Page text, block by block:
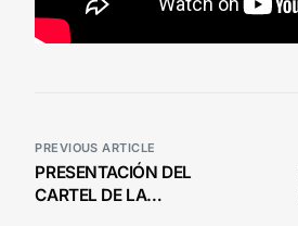
PREVIOUS ARTICLE
PRESENTACIÓN DEL
CARTEL DE LA